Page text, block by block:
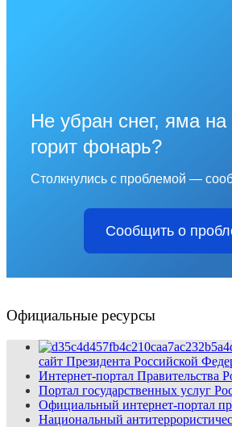
Не убран снег, яма на
горит фонарь?
Столкнулись с проблемой —
Сообщить о
Официальные ресурсы
сайт Президента Российской
Интернет-портал Правительства
Портал государственных услуг
Официальный интернет-портал
Национальный